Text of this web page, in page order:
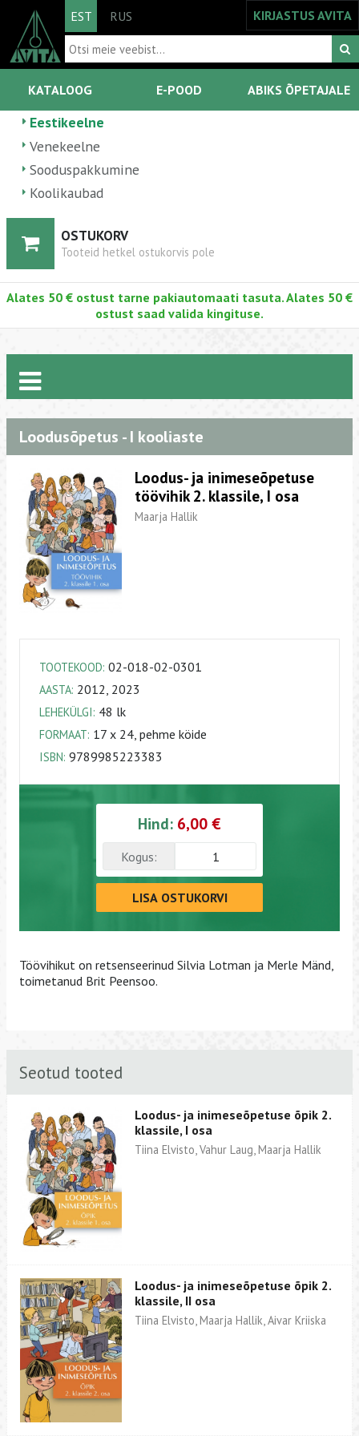
EST RUS KIRJASTUS AVITA
KATALOOG E-POOD ABIKS ÕPETAJALE
Eestikeelne
Venekeelne
Sooduspakkumine
Koolikaubad
OSTUKORV
Tooteid hetkel ostukorvis pole
Alates 50 € ostust tarne pakiautomaati tasuta. Alates 50 €
ostust saad valida kingituse.
Loodusõpetus - I kooliaste
Loodus- ja inimeseõpetuse
töövihik 2. klassile, I osa
Maarja Hallik
TOOTEKOOD: 02-018-02-0301
AASTA: 2012, 2023
LEHEKÜLGI: 48 lk
FORMAAT: 17 x 24, pehme köide
ISBN: 9789985223383
Hind: 6,00 €
Kogus:
LISA OSTUKORVI
Töövihikut on retsenseerinud Silvia Lotman ja Merle Mänd,
toimetanud Brit Peensoo.
Seotud tooted
Loodus- ja inimeseõpetuse õpik 2.
klassile, I osa
Tiina Elvisto, Vahur Laug, Maarja Hallik
Loodus- ja inimeseõpetuse õpik 2.
klassile, II osa
Tiina Elvisto, Maarja Hallik, Aivar Kriiska